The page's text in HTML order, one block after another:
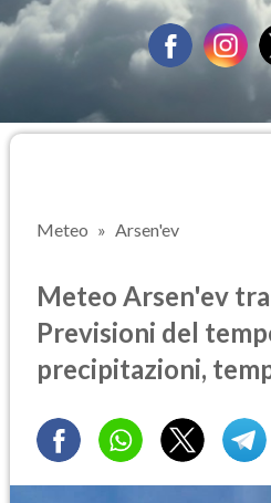
Meteo Arsen'ev
Meteo Arsen'ev
Previsioni del
precipitazioni,